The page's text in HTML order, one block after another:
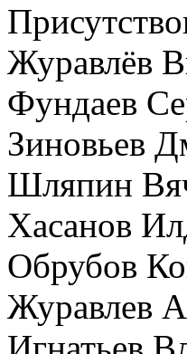
Журавлёв
Фундаев
Зиновьев
Шляпин
Хасанов
Обрубов
Журавлев